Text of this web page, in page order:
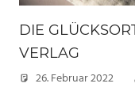
DIE
VERLAG
26. Februar 2022